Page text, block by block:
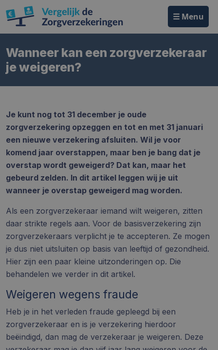
☰ Menu
Wanneer kan een zorgverzekeraar
je weigeren?
Je kunt nog tot 31 december je oude
zorgverzekering opzeggen en tot en met 31 januari
een nieuwe verzekering afsluiten. Wil je voor
komend jaar overstappen, maar ben je bang dat je
overstap wordt geweigerd? Dat kan, maar het
gebeurd zelden. In dit artikel leggen wij je uit
wanneer je overstap geweigerd mag worden.
Als een zorgverzekeraar iemand wilt weigeren, zitten
daar strikte regels aan. Voor de basisverzekering zijn
zorgverzekeraars verplicht je te accepteren. Ze mogen
je dus niet uitsluiten op basis van leeftijd of gezondheid.
Hier zijn een paar kleine uitzonderingen op. Die
behandelen we verder in dit artikel.
Weigeren wegens fraude
Heb je in het verleden fraude gepleegd bij een
zorgverzekeraar en is je verzekering hierdoor
beëindigd, dan mag de verzekeraar je weigeren. Deze